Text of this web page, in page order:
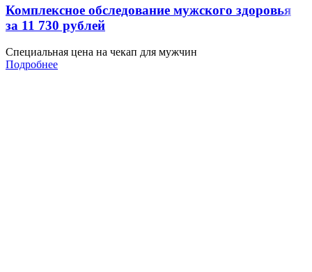
Комплексное обследование мужского здоровья
за 11 730 рублей
Специальная цена на чекап для мужчин
Подробнее